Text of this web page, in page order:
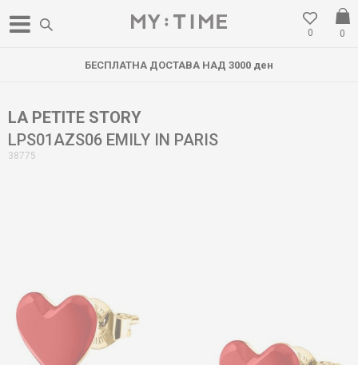
0
0
БЕСПЛАТНА ДОСТАВА НАД 3000 ден
LA PETITE STORY
LPS01AZS06 EMILY IN PARIS
38775